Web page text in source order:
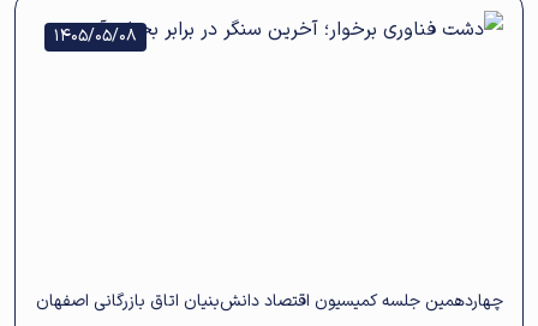
1405/05/08
چهاردهمین جلسه کمیسیون اقتصاد دانش‌بنیان اتاق بازرگانی اصفهان